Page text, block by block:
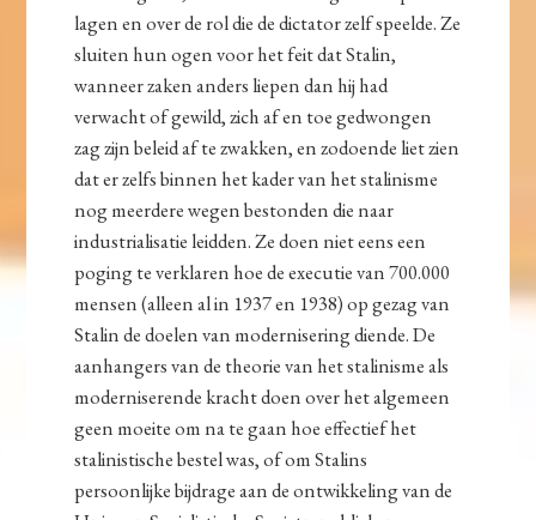
lagen en over de rol die de dictator zelf speelde. Ze
sluiten hun ogen voor het feit dat Stalin,
wanneer zaken anders liepen dan hij had
verwacht of gewild, zich af en toe gedwongen
zag zijn beleid af te zwakken, en zodoende liet zien
dat er zelfs binnen het kader van het stalinisme
nog meerdere wegen bestonden die naar
industrialisatie leidden. Ze doen niet eens een
poging te verklaren hoe de executie van 700.000
mensen (alleen al in 1937 en 1938) op gezag van
Stalin de doelen van modernisering diende. De
aanhangers van de theorie van het stalinisme als
moderniserende kracht doen over het algemeen
geen moeite om na te gaan hoe effectief het
stalinistische bestel was, of om Stalins
persoonlijke bijdrage aan de ontwikkeling van de